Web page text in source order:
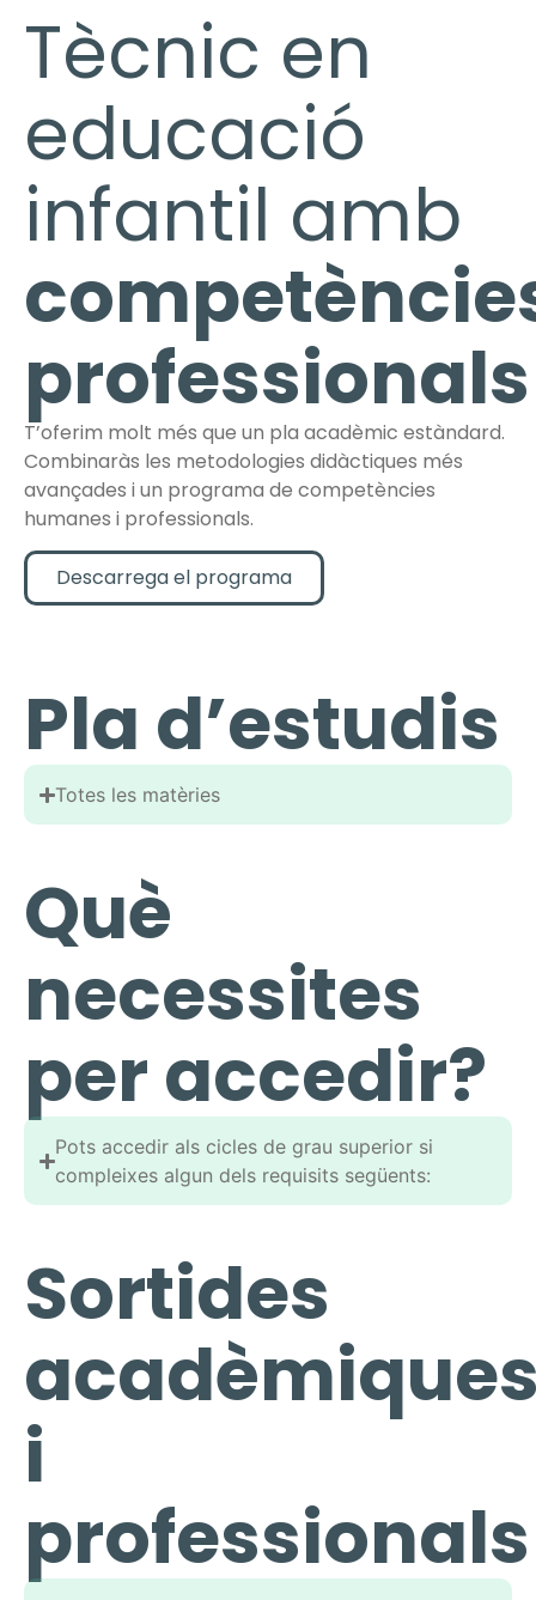
Tècnic en
educació
infantil amb
professionals
T’oferim molt més que un pla acadèmic estàndard.
Combinaràs les metodologies didàctiques més
avançades i un programa de competències
humanes i professionals.
Descarrega el programa
Pla d’estudis
Totes les matèries
Què
necessites
per accedir?
Pots accedir als cicles de grau superior si
compleixes algun dels requisits següents:
Sortides
i
professionals